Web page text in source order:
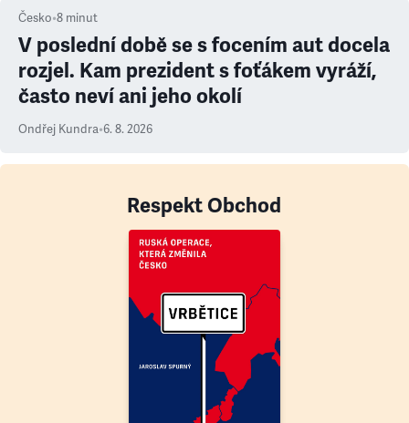
Česko•8 minut
V poslední době se s focením aut docela
rozjel. Kam prezident s foťákem vyráží,
často neví ani jeho okolí
Ondřej Kundra•6. 8. 2026
Respekt Obchod